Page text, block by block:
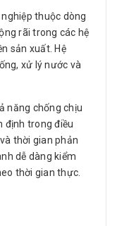
thuộc dòng
rãi trong các hệ
sản xuất. Hệ
xử lý nước và
năng chống chịu
định trong điều
thời gian phản
dễ dàng kiểm
thời gian thực.